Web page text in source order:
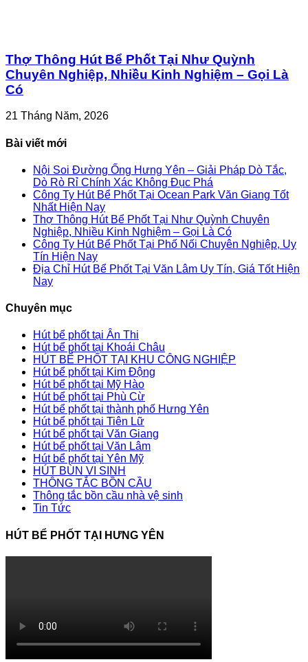
Thợ Thông Hút Bể Phốt Tại Như Quỳnh
Chuyên Nghiệp, Nhiều Kinh Nghiệm – Gọi Là
Có
21 Tháng Năm, 2026
Bài viết mới
Nội Soi Đường Ống Hưng Yên – Giải Pháp Dò Tắc,
Dò Rò Rỉ Chính Xác Không Đục Phá
Công Ty Hút Bể Phốt Tại Ocean Park Văn Giang Tốt
Nhất Hiện Nay
Thợ Thông Hút Bể Phốt Tại Như Quỳnh Chuyên
Nghiệp, Nhiều Kinh Nghiệm – Gọi Là Có
Công Ty Hút Bể Phốt Tại Phố Nối Chuyên Nghiệp, Uy
Tín Hiện Nay
Địa Chỉ Hút Bể Phốt Tại Văn Lâm Uy Tín, Giá Tốt Hiện
Nay
Chuyên mục
Hút bể phốt tại Ân Thi
Hút bể phốt tại Khoái Châu
HÚT BỂ PHỐT TẠI KHU CÔNG NGHIỆP
Hút bể phốt tại Kim Động
Hút bể phốt tại Mỹ Hào
Hút bể phốt tại Phù Cừ
Hút bể phốt tại thành phố Hưng Yên
Hút bể phốt tại Tiên Lữ
Hút bể phốt tại Văn Giang
Hút bể phốt tại Văn Lâm
Hút bể phốt tại Yên Mỹ
HÚT BÙN VI SINH
THÔNG TẮC BỒN CẦU
Thông tắc bồn cầu nhà vệ sinh
Tin Tức
HÚT BỂ PHỐT TẠI HƯNG YÊN